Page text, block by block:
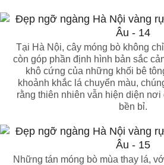
Tại Hà Nội, cây móng bò không
còn góp phần định hình bản sắc
khô cứng của những khối bê
khoảnh khắc lá chuyển màu,
rằng thiên nhiên vẫn hiện diện nơi
bền bỉ.
Những tán móng bò mùa thay lá,